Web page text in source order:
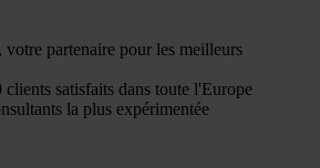
votre partenaire pour les meilleurs
clients satisfaits dans toute l'Europe
la plus expérimentée